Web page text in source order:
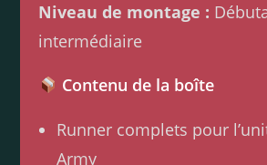
Niveau de montage :
intermédiaire
Contenu de la boîte
Runner complets pour
Army